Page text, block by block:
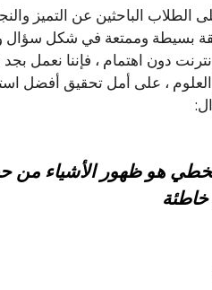
الباحثين عن التميز
بسيطة وممتعة في شكل سؤال
دون اهتمام ، فإننا نعمل
، على أمل تحقيق أفضل
هو ظهور الأشياء من